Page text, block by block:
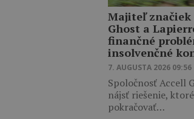
Majiteľ značiek
Ghost a
finančné
insolvenčné
7. AUGUSTA 2026 09:56
Spoločnosť Accell
nájsť riešenie,
pokračovať…